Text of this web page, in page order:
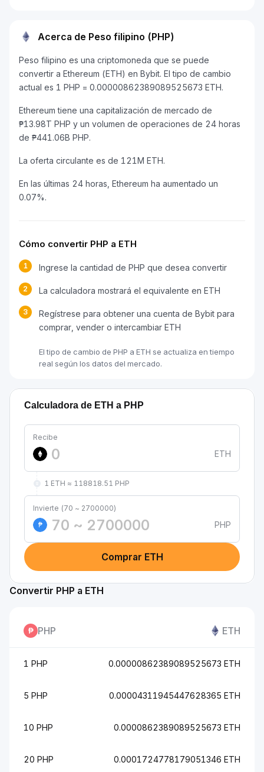
Acerca de Peso filipino (PHP)
Peso filipino es una criptomoneda que se puede
convertir a Ethereum (ETH) en Bybit. El tipo de cambio
actual es 1 PHP = 0.00000862389089525673 ETH.
Ethereum tiene una capitalización de mercado de
₱13.98T PHP y un volumen de operaciones de 24 horas
de ₱441.06B PHP.
La oferta circulante es de 121M ETH.
En las últimas 24 horas, Ethereum ha aumentado un
0.07%.
Cómo convertir PHP a ETH
1 Ingrese la cantidad de PHP que desea convertir
2 La calculadora mostrará el equivalente en ETH
3
Regístrese para obtener una cuenta de Bybit para
comprar, vender o intercambiar ETH
El tipo de cambio de PHP a ETH se actualiza en tiempo
real según los datos del mercado.
Calculadora de ETH a PHP
Recibe
ETH
1 ETH ≈ 118818.51 PHP
Invierte (70 ~ 2700000)
₱
PHP
Comprar ETH
Convertir PHP a ETH
PHP ETH
1 PHP 0.00000862389089525673 ETH
5 PHP 0.00004311945447628365 ETH
10 PHP 0.0000862389089525673 ETH
20 PHP 0.0001724778179051346 ETH